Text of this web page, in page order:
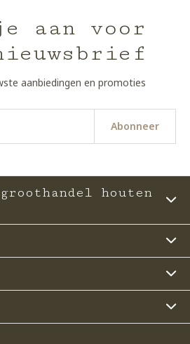
aan voor
aanbiedingen en promoties
Abonneer
houten